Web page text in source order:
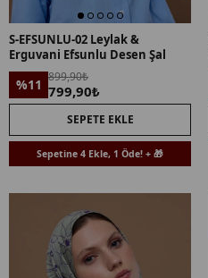
S-EFSUNLU-02 Leylak &
Erguvani Efsunlu Desen Şal
%11 899,90₺
799,90₺
SEPETE EKLE
Sepetine 4 Ekle, 1 Öde! + 🎁